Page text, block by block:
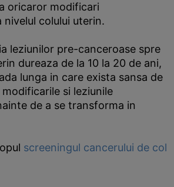
oricaror modificari
nivelul colului uterin.
leziunilor pre-canceroase spre
dureaza de la 10 la 20 de ani,
lunga in care exista sansa de
si leziunile
de a se transforma in
screeningul cancerului de col